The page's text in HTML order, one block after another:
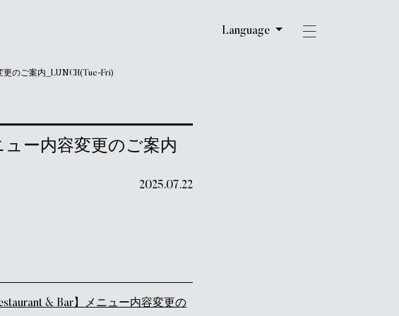
Language
更のご案内_LUNCH(Tue-Fri)
ュー内容変更のご案内
2025.07.22
& Bar】メニュー内容変更の